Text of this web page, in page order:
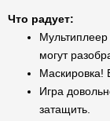
Что радует:
могут
Маскировка!
Игра
затащить.